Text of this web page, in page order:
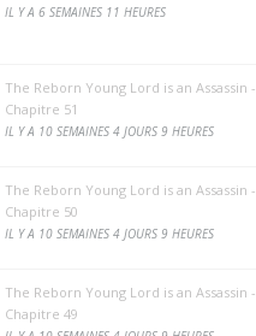
IL Y A 6 SEMAINES 11 HEURES
The Reborn Young Lord is an Assassin -
Chapitre 51
IL Y A 10 SEMAINES 4 JOURS 9 HEURES
The Reborn Young Lord is an Assassin -
Chapitre 50
IL Y A 10 SEMAINES 4 JOURS 9 HEURES
The Reborn Young Lord is an Assassin -
Chapitre 49